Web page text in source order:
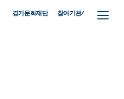
경기문화재단 참여기관/